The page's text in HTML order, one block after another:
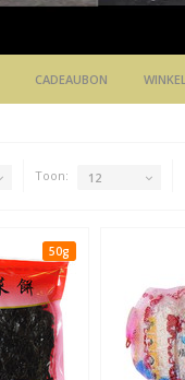
CADEAUBON
Toon: 12
50g